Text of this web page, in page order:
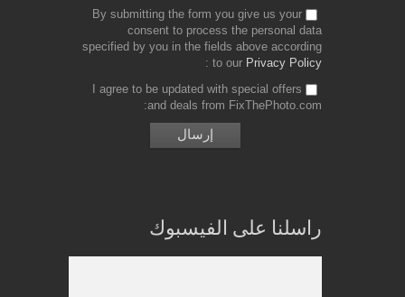
By submitting the form you give us your
consent to process the personal data
specified by you in the fields above according
to our Privacy Policy
I agree to be updated with special offers
and deals from FixThePhoto.com
راسلنا على الفيسبوك